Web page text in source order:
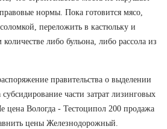
нормы. Пока готовится мясо,
переложить в кастюльку и
либо бульона, либо рассола из
правительства о выделении
части затрат лизинговых
цена Вологда - Тестоципол 200 продажа
цены Железнодорожный.